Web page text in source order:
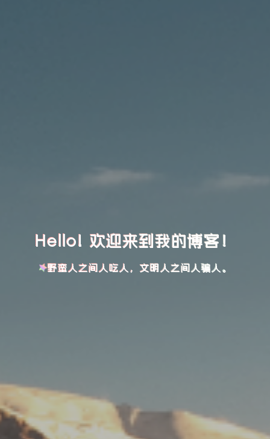
Hello! 欢迎来到我的博客！
野蛮人之间人吃人，文明人之间人骗人。